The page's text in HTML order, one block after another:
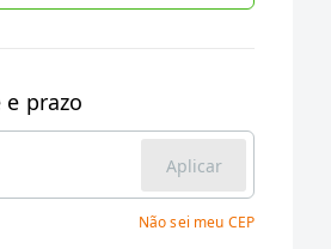
prazo
Aplicar
Não sei meu CEP